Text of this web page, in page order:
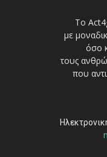
Το
με
όσο
τους
που